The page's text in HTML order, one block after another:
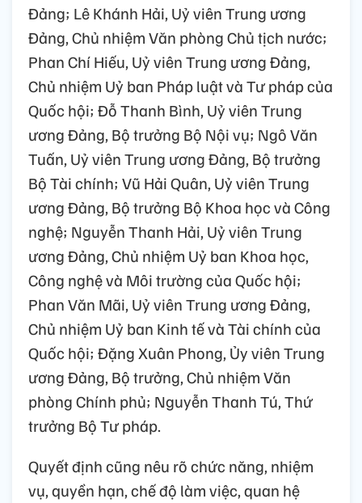
Đảng; Lê Khánh Hải, Uỷ viên Trung ương
Đảng, Chủ nhiệm Văn phòng Chủ tịch nước;
Phan Chí Hiếu, Uỷ viên Trung ương Đảng,
Chủ nhiệm Uỷ ban Pháp luật và Tư pháp của
Quốc hội; Đỗ Thanh Bình, Uỷ viên Trung
ương Đảng, Bộ trưởng Bộ Nội vụ; Ngô Văn
Tuấn, Uỷ viên Trung ương Đảng, Bộ trưởng
Bộ Tài chính; Vũ Hải Quân, Uỷ viên Trung
ương Đảng, Bộ trưởng Bộ Khoa học và Công
nghệ; Nguyễn Thanh Hải, Uỷ viên Trung
ương Đảng, Chủ nhiệm Uỷ ban Khoa học,
Công nghệ và Môi trường của Quốc hội;
Phan Văn Mãi, Uỷ viên Trung ương Đảng,
Chủ nhiệm Uỷ ban Kinh tế và Tài chính của
Quốc hội; Đặng Xuân Phong, Ủy viên Trung
ương Đảng, Bộ trưởng, Chủ nhiệm Văn
phòng Chính phủ; Nguyễn Thanh Tú, Thứ
trưởng Bộ Tư pháp.
Quyết định cũng nêu rõ chức năng, nhiệm
vụ, quyền hạn, chế độ làm việc, quan hệ